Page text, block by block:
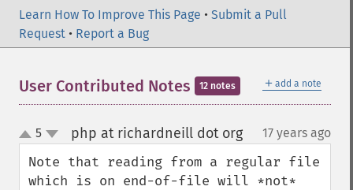
Learn How To Improve This Page • Submit a Pull
Request • Report a Bug
＋ add a note
User Contributed Notes 12 notes
up
down
5 php at richardneill dot org¶ 17 years ago
Note that reading from a regular file
which is on end-of-file will *not*